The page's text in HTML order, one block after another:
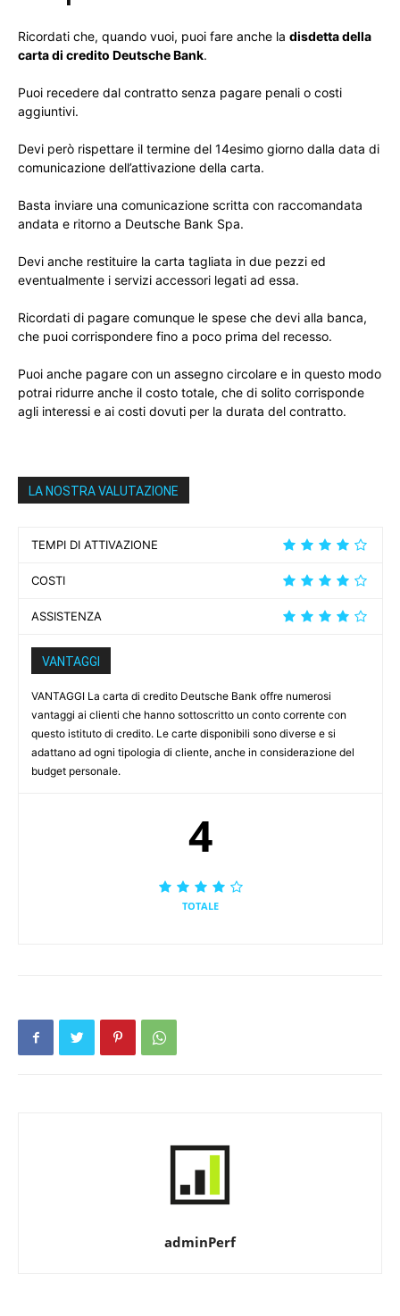
Ricordati che, quando vuoi, puoi fare anche la disdetta della
carta di credito Deutsche Bank.
Puoi recedere dal contratto senza pagare penali o costi
aggiuntivi.
Devi però rispettare il termine del 14esimo giorno dalla data di
comunicazione dell’attivazione della carta.
Basta inviare una comunicazione scritta con raccomandata
andata e ritorno a Deutsche Bank Spa.
Devi anche restituire la carta tagliata in due pezzi ed
eventualmente i servizi accessori legati ad essa.
Ricordati di pagare comunque le spese che devi alla banca,
che puoi corrispondere fino a poco prima del recesso.
Puoi anche pagare con un assegno circolare e in questo modo
potrai ridurre anche il costo totale, che di solito corrisponde
agli interessi e ai costi dovuti per la durata del contratto.
LA NOSTRA VALUTAZIONE
TEMPI DI ATTIVAZIONE
COSTI
ASSISTENZA
VANTAGGI
VANTAGGI La carta di credito Deutsche Bank offre numerosi
vantaggi ai clienti che hanno sottoscritto un conto corrente con
questo istituto di credito. Le carte disponibili sono diverse e si
adattano ad ogni tipologia di cliente, anche in considerazione del
budget personale.
4
TOTALE
adminPerf